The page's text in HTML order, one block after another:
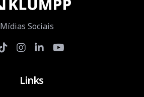
Mídias Sociais
Links